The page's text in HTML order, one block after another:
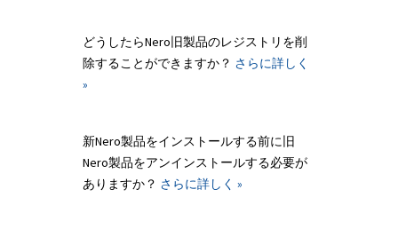
どうしたらNero旧製品のレジストリを削
除することができますか？ さらに詳しく
»
新Nero製品をインストールする前に旧
Nero製品をアンインストールする必要が
ありますか？ さらに詳しく »